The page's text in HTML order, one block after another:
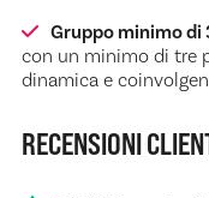
Gruppo minimo
con un minimo di tre
dinamica e
RECENSIONI